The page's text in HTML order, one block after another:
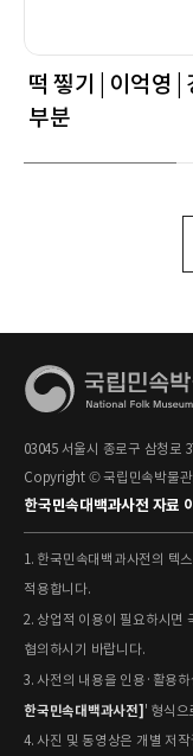
떡 찧기 | 이억영 |
부분
03045 서울시 종로구 삼청로
Copyright © 국립민속박물
한국민속대백과사전 자료
1. 한국민속대백과사전의 텍
적용합니다.
2. 상업적 이용이 필요하시면
협의하시기 바랍니다.
3. 사전의 내용을 인용·활용
한국민속대백과사전] ' 형식으
4. 사진 및 동영상은 개별 저